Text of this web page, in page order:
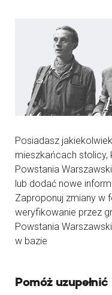
Posiadasz
mieszkańcach stolicy,
Powstania
lub dodać nowe
Zaproponuj zmiany w
weryfikowanie przez
Powstania
w bazie
Pomóż